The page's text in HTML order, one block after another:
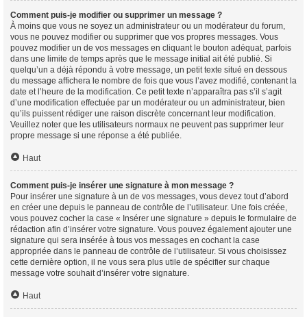
Comment puis-je modifier ou supprimer un message ?
À moins que vous ne soyez un administrateur ou un modérateur du forum,
vous ne pouvez modifier ou supprimer que vos propres messages. Vous
pouvez modifier un de vos messages en cliquant le bouton adéquat, parfois
dans une limite de temps après que le message initial ait été publié. Si
quelqu’un a déjà répondu à votre message, un petit texte situé en dessous
du message affichera le nombre de fois que vous l’avez modifié, contenant la
date et l’heure de la modification. Ce petit texte n’apparaîtra pas s’il s’agit
d’une modification effectuée par un modérateur ou un administrateur, bien
qu’ils puissent rédiger une raison discrète concernant leur modification.
Veuillez noter que les utilisateurs normaux ne peuvent pas supprimer leur
propre message si une réponse a été publiée.
Haut
Comment puis-je insérer une signature à mon message ?
Pour insérer une signature à un de vos messages, vous devez tout d’abord
en créer une depuis le panneau de contrôle de l’utilisateur. Une fois créée,
vous pouvez cocher la case « Insérer une signature » depuis le formulaire de
rédaction afin d’insérer votre signature. Vous pouvez également ajouter une
signature qui sera insérée à tous vos messages en cochant la case
appropriée dans le panneau de contrôle de l’utilisateur. Si vous choisissez
cette dernière option, il ne vous sera plus utile de spécifier sur chaque
message votre souhait d’insérer votre signature.
Haut